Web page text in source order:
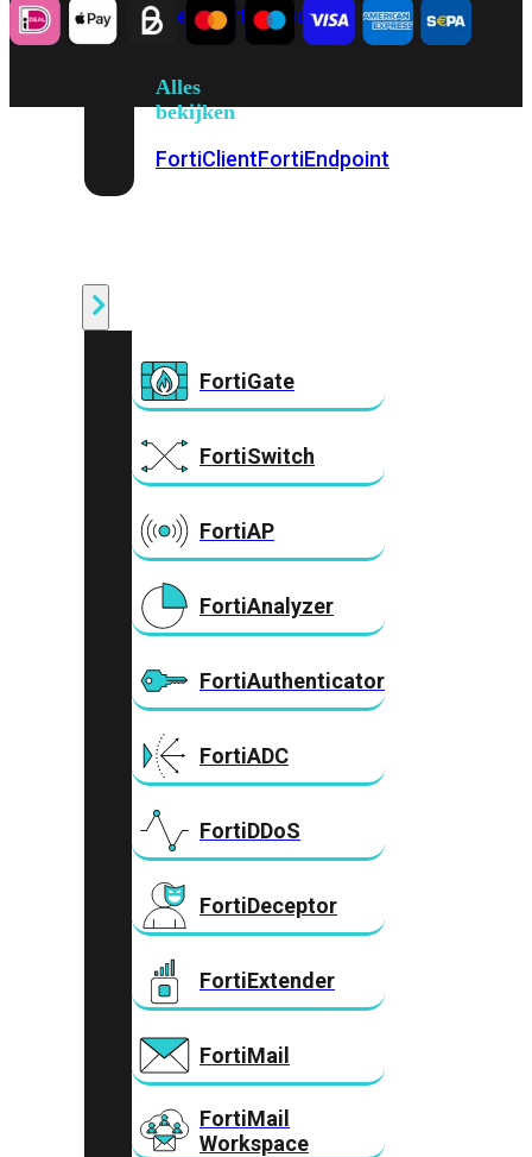
PremFortiCloud
Alles
bekijken
FortiClientFortiEndpoint
FortiGate
FortiSwitch
FortiAP
FortiAnalyzer
FortiAuthenticator
FortiADC
FortiDDoS
FortiDeceptor
FortiExtender
FortiMail
FortiMail
Workspace